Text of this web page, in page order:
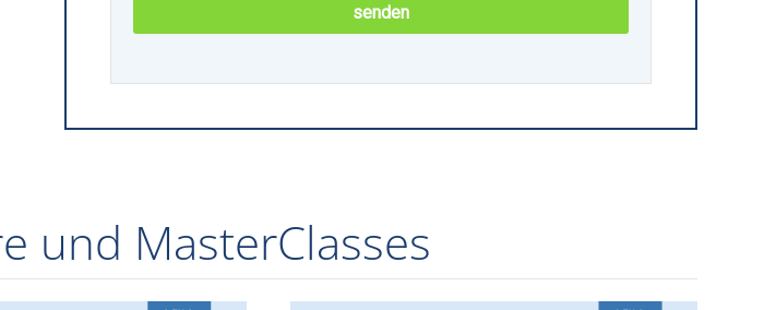
senden
und MasterClasses